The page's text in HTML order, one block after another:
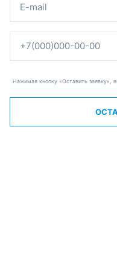
Нажимая кнопку «Оставить заявку»,